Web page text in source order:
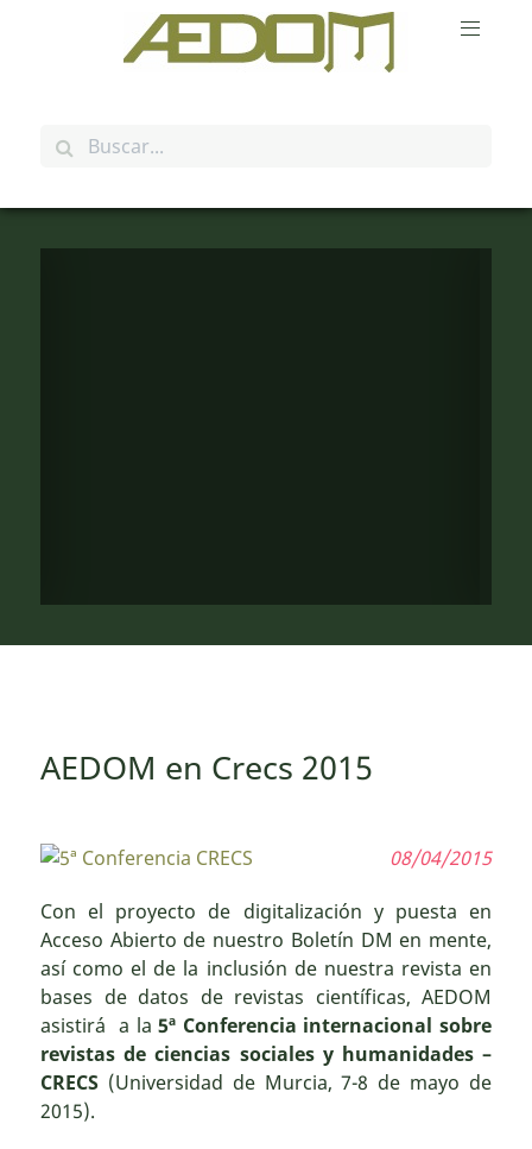
AEDOM en Crecs 2015
08/04/2015
Con el proyecto de digitalización y puesta en
Acceso Abierto de nuestro Boletín DM en mente,
así como el de la inclusión de nuestra revista en
bases de datos de revistas científicas, AEDOM
asistirá a la 5ª Conferencia internacional sobre
revistas de ciencias sociales y humanidades –
CRECS (Universidad de Murcia, 7-8 de mayo de
2015).